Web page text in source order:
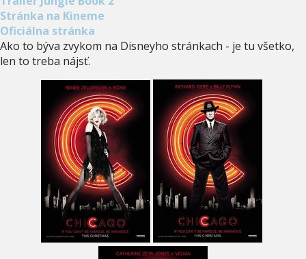
Stránka na Kineme
Oficiálna stránka
Ako to býva zvykom na Disneyho stránkach - je tu všetko,
len to treba nájsť.